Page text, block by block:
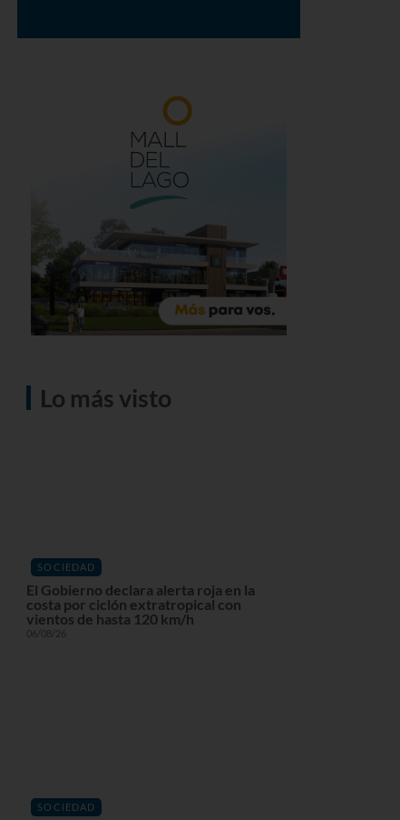
Lo más visto
SOCIEDAD
El Gobierno declara alerta roja en la
costa por ciclón extratropical con
vientos de hasta 120 km/h
06/08/26
SOCIEDAD